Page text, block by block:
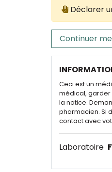
Déclarer
Continuer
Ceci est un
médical, garder
la notice.
pharmacien. Si
contact avec
Laboratoire